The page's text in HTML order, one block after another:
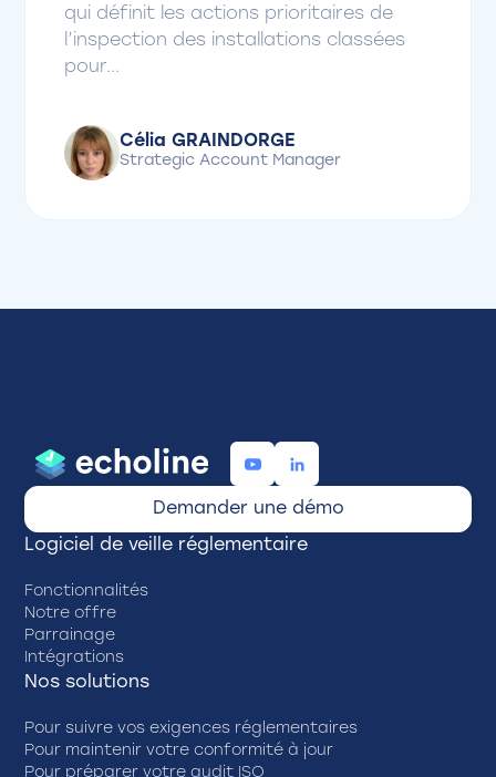
qui définit les actions prioritaires de
l’inspection des installations classées
pour...
Célia GRAINDORGE
Strategic Account Manager
Demander une démo
Logiciel de veille réglementaire
Fonctionnalités
Notre offre
Parrainage
Intégrations
Nos solutions
Pour suivre vos exigences réglementaires
Pour maintenir votre conformité à jour
Pour préparer votre audit ISO